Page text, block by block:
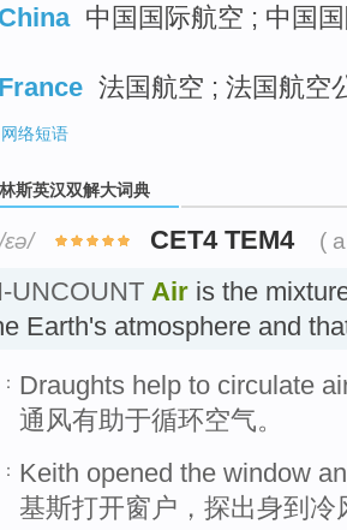
中国国际航空 ; 中国
法国航空 ; 法国航空
网络短语
斯英汉双解大词典
/ɛə/ CET4 TEM4 (
UNCOUNT Air is the
Earth's atmosphere and
Draughts help to circulate
通风有助于循环空气。
Keith opened the window
基斯打开窗户，探出身到冷